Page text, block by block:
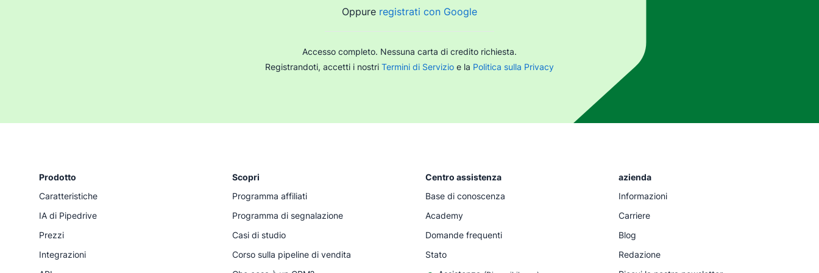
Oppure registrati con Google
Accesso completo. Nessuna carta di credito richiesta.
Registrandoti, accetti i nostri Termini di Servizio e la Politica sulla Privacy
Prodotto
Caratteristiche
IA di Pipedrive
Prezzi
Integrazioni
Scopri
Programma affiliati
Programma di segnalazione
Casi di studio
Corso sulla pipeline di vendita
Centro assistenza
Base di conoscenza
Academy
Domande frequenti
Stato
azienda
Informazioni
Carriere
Blog
Redazione